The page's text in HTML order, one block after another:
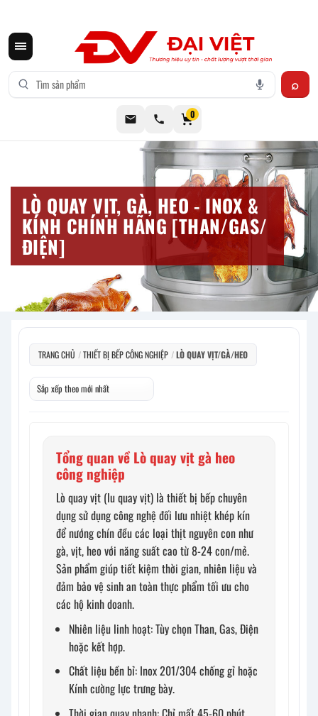
0
LÒ QUAY VỊT, GÀ, HEO - INOX &
KÍNH CHÍNH HÃNG [THAN/GAS/
ĐIỆN]
TRANG CHỦ / THIẾT BỊ BẾP CÔNG NGHIỆP / LÒ QUAY VỊT/GÀ/HEO
Tổng quan về Lò quay vịt gà heo
công nghiệp
Lò quay vịt (lu quay vịt) là thiết bị bếp chuyên
dụng sử dụng công nghệ đối lưu nhiệt khép kín
để nướng chín đều các loại thịt nguyên con như
gà, vịt, heo với năng suất cao từ 8-24 con/mẻ.
Sản phẩm giúp tiết kiệm thời gian, nhiên liệu và
đảm bảo vệ sinh an toàn thực phẩm tối ưu cho
các hộ kinh doanh.
Nhiên liệu linh hoạt: Tùy chọn Than, Gas, Điện
hoặc kết hợp.
Chất liệu bền bỉ: Inox 201/304 chống gỉ hoặc
Kính cường lực trưng bày.